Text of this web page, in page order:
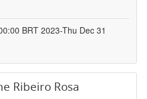
BRT 2023-Thu Dec 31
Ribeiro Rosa